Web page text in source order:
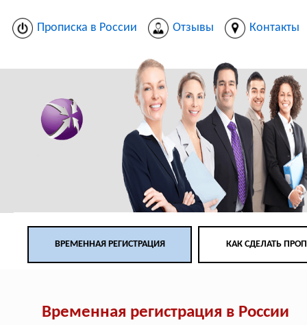
Прописка в России Отзывы Контакты
ВРЕМЕННАЯ РЕГИСТРАЦИЯ КАК СДЕЛАТЬ
Временная регистрация в России